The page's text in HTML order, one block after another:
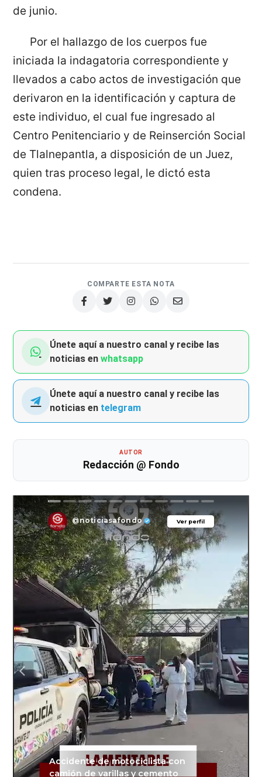
de junio.
Por el hallazgo de los cuerpos fue
iniciada la indagatoria correspondiente y
llevados a cabo actos de investigación que
derivaron en la identificación y captura de
este individuo, el cual fue ingresado al
Centro Penitenciario y de Reinserción Social
de Tlalnepantla, a disposición de un Juez,
quien tras proceso legal, le dictó esta
condena.
COMPARTE ESTA NOTA
Únete aquí a nuestro canal y recibe las
noticias enwhatsapp
Únete aquí a nuestro canal y recibe las
noticias en telegram
AUTOR
Redacción @ Fondo
Ver perfil
@noticiasafondo Ver perfil
Accidente de motociclista con
camión de varillas y cemento